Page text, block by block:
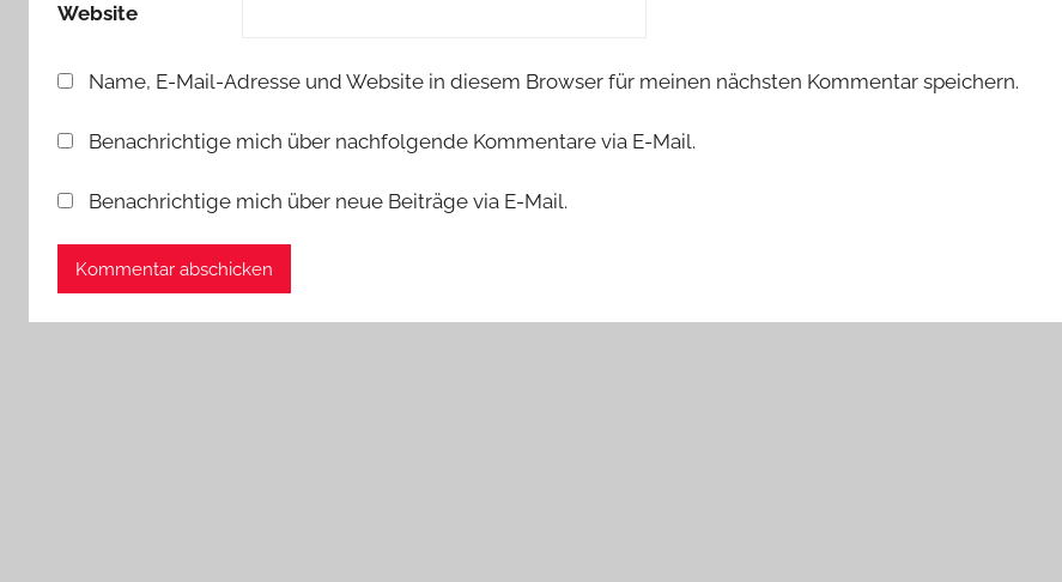
Website
Name, E-Mail-Adresse und Website in diesem Browser für meinen nächsten Kommentar speichern.
Benachrichtige mich über nachfolgende Kommentare via E-Mail.
Benachrichtige mich über neue Beiträge via E-Mail.